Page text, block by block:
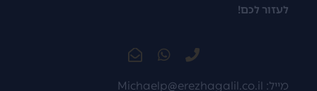
לעזור לכם!
מייל:Michaelp@erezhagalil.co.il